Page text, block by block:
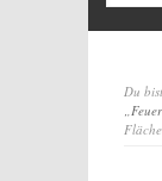
Du